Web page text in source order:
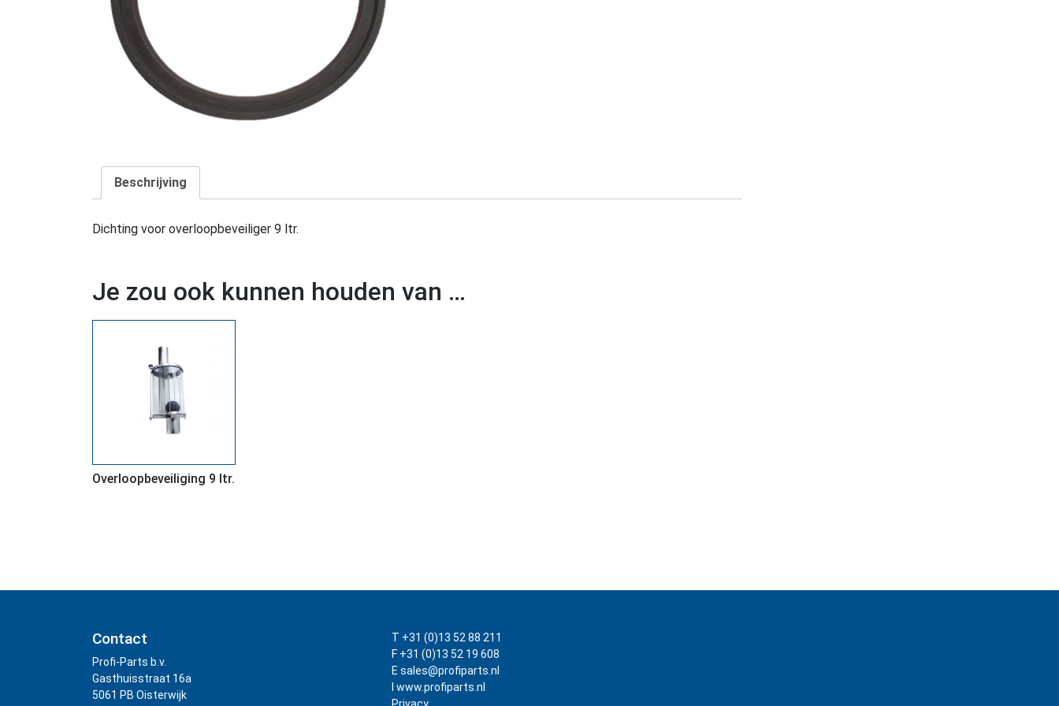
Beschrijving
Dichting voor overloopbeveiliger 9 ltr.
Je zou ook kunnen houden van …
Overloopbeveiliging 9 ltr.
Contact
Profi-Parts b.v.
Gasthuisstraat 16a
5061 PB Oisterwijk
T +31 (0)13 52 88 211
F +31 (0)13 52 19 608
E sales@profiparts.nl
I www.profiparts.nl